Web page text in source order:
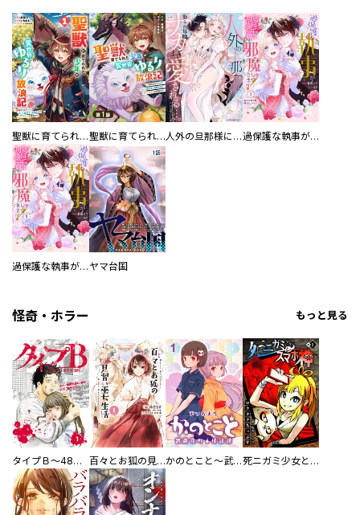
聖獣に育てられた少年の異世界ゆるり放浪記～神様からもらったチート魔法で、仲間たちとスローライフを満喫中～ 聖獣に育てられた少年の異世界ゆるり放浪記～神様からもらったチート魔法で、仲間たちとスローライフを満喫中～【分冊版】 人外の旦那様に娶られ毎晩ナカまで愛される…。アンソロジー 過保護な執事が私の婚活を邪魔してきます！ 分冊版
過保護な執事が私の婚活を邪魔してきます！ ヤマ台国
怪奇・ホラー もっと見る
タイプＢ～48時間後、致死率100％～【単話】 百々とお狐の見習い巫女生活【単行本版】 かのとこと～武蔵花町怪話譚～ 【連載版】 死ニガミ少女とスマホ神